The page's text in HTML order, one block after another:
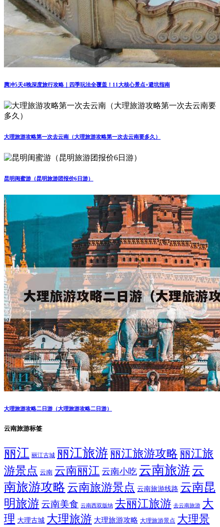
腾冲5天4晚深度旅行攻略｜四季玩法全覆盖！11大核心景点+避坑指南
大理旅游攻略第一次去云南（大理旅游攻略第一次去云南要多久）
昆明闺蜜游（昆明旅游团报价6日游）
大理旅游攻略二日游（大理旅游攻略二日游）
云南旅游标签
丽江 丽江古城 丽江旅游 丽江旅游攻略 丽江旅
游景点 云南 云南丽江 云南小吃 云南旅游 云
南旅游攻略 云南旅游景点 云南旅游线路 云南昆
明旅游 云南美食 云南西双版纳 去丽江旅游 去云南旅游 大
理 大理古城 大理旅游 大理旅游攻略 大理旅游景点 大理景